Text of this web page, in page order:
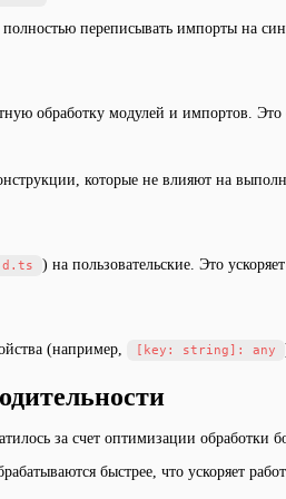
переписывать импорты на
обработку модулей и импортов.
которые не влияют на
) на пользовательские. Это
(например, [key: string]: any
за счет оптимизации обработки
быстрее, что ускоряет